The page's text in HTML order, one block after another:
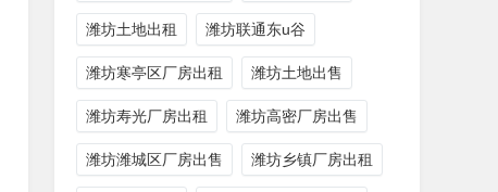
潍坊土地出租 潍坊联通东u谷
潍坊寒亭区厂房出租 潍坊土地出售
潍坊寿光厂房出租 潍坊高密厂房出售
潍坊潍城区厂房出售 潍坊乡镇厂房出租